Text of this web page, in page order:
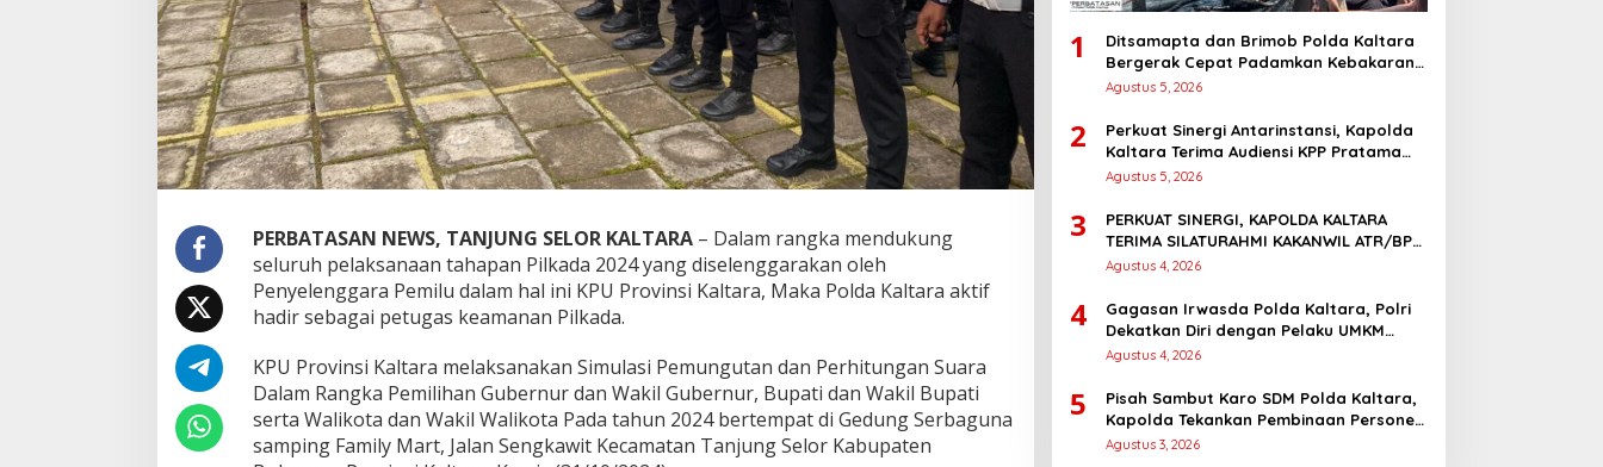
l
d
a
K
a
l
t
a
r
a
s
a
a
k
a
n
P
PERBATASAN NEWS, TANJUNG SELOR KALTARA– Dalam rangka mendukung
seluruh pelaksanaan tahapan Pilkada 2024 yang diselenggarakan oleh
Penyelenggara Pemilu dalam hal ini KPU Provinsi Kaltara, Maka Polda Kaltara aktif
hadir sebagai petugas keamanan Pilkada.
KPU Provinsi Kaltara melaksanakan Simulasi Pemungutan dan Perhitungan Suara
Dalam Rangka Pemilihan Gubernur dan Wakil Gubernur, Bupati dan Wakil Bupati
serta Walikota dan Wakil Walikota Pada tahun 2024 bertempat di Gedung Serbaguna
samping Family Mart, Jalan Sengkawit Kecamatan Tanjung Selor Kabupaten
1
Ditsamapta dan Brimob Polda Kaltara
Bergerak Cepat Padamkan Kebakaran
Lahan Gambut 2 Hektar di Bulungan
Agustus 5, 2026
2
Perkuat Sinergi Antarinstansi, Kapolda
Kaltara Terima Audiensi KPP Pratama
Tanjung Redeb dan KPP Pratama
Agustus 5, 2026
3
PERKUAT SINERGI, KAPOLDA KALTARA
TERIMA SILATURAHMI KAKANWIL ATR/BPN
PROVINSI KALIMANTAN UTARA
Agustus 4, 2026
4
Gagasan Irwasda Polda Kaltara, Polri
Dekatkan Diri dengan Pelaku UMKM
Lewat Sosialisasi dan Workshop Digital
Agustus 4, 2026
5
Pisah Sambut Karo SDM Polda Kaltara,
Kapolda Tekankan Pembinaan Personel
yang Objektif dan Berkeadilan
Agustus 3, 2026